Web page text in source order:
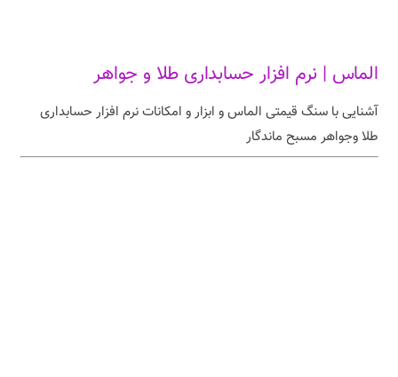
الماس | نرم افزار حسابداری طلا و جواهر
آشنایی با سنگ قیمتی الماس و ابزار و امکانات نرم افزار حسابداری
طلا وجواهر مسبح ماندگار